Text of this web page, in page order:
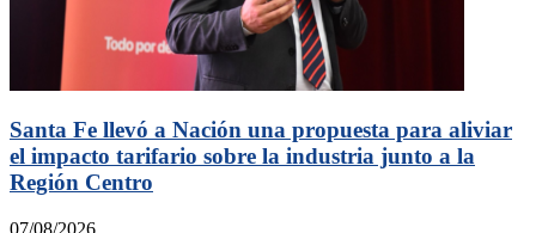
Santa Fe llevó a Nación una propuesta para aliviar
el impacto tarifario sobre la industria junto a la
Región Centro
07/08/2026